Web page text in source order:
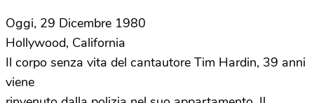
Oggi, 29 Dicembre 1980
Hollywood, California
Il corpo senza vita del cantautore Tim Hardin, 39 anni
viene